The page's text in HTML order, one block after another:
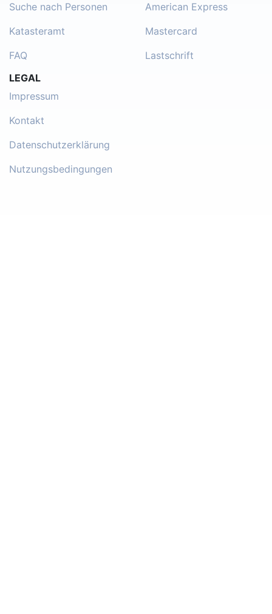
Suche nach Personen
Katasteramt
FAQ
American Express
Mastercard
Lastschrift
LEGAL
Impressum
Kontakt
Datenschutzerklärung
Nutzungsbedingungen